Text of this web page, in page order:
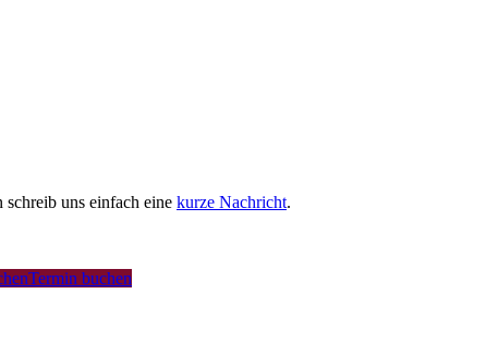
Termin buchen
uns einfach eine kurze Nachricht.